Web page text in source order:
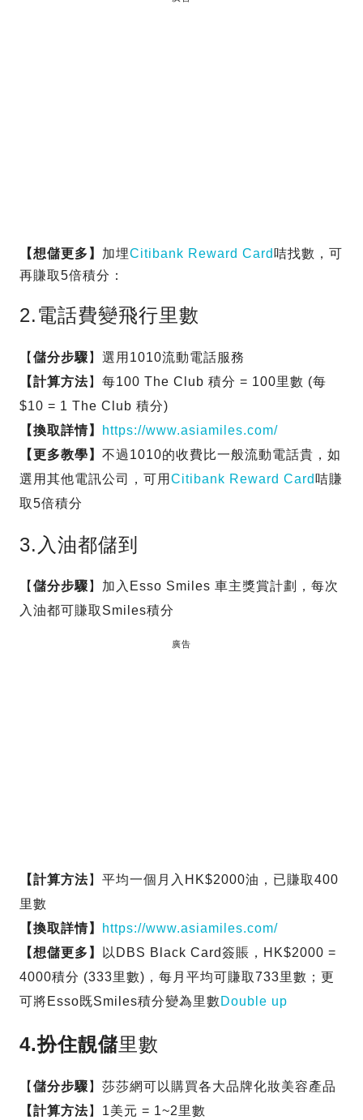
【想儲更多】 加埋Citibank Reward Card 咭找數，可
再賺取5倍積分：
2.電話費變飛行里數
【 儲分步驟 】選用1010流動電話服務
【計算方法】每100 The Club 積分 = 100里數 (每
$10 = 1 The Club 積分)
【換取詳情】
https://www.asiamiles.com/
【更多教學】 不過1010的收費比一般流動電話貴，如
選用其他電訊公司，可用 Citibank Reward Card 咭賺
取5倍積分
3.入油都儲到
【 儲分步驟 】加入Esso Smiles 車主獎賞計劃，每次
入油都可賺取Smiles積分
廣告
【計算方法】平均一個月入HK$2000油，已賺取400
里數
【換取詳情】
https://www.asiamiles.com/
【想儲更多】
以DBS Black Card簽賬，HK$2000 =
4000積分 (333里數)，每月平均可賺取733里數；更
可將Esso既Smiles積分變為里數 Double up
4.扮住靚儲里數
【 儲分步驟 】莎莎網可以購買各大品牌化妝美容產品
【計算方法】1美元 = 1~2里數